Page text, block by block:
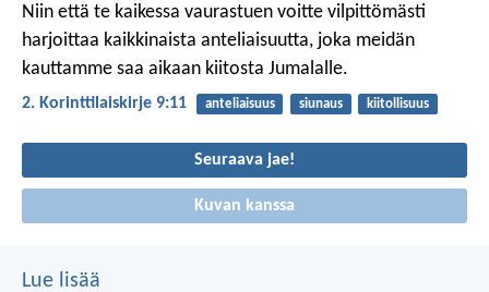
Niin että te kaikessa vaurastuen voitte vilpittömästi
harjoittaa kaikkinaista anteliaisuutta, joka meidän
kauttamme saa aikaan kiitosta Jumalalle.
2. Korinttilaiskirje 9:11 anteliaisuus siunaus kiitollisuus
Seuraava jae!
Kuvan kanssa
Lue lisää